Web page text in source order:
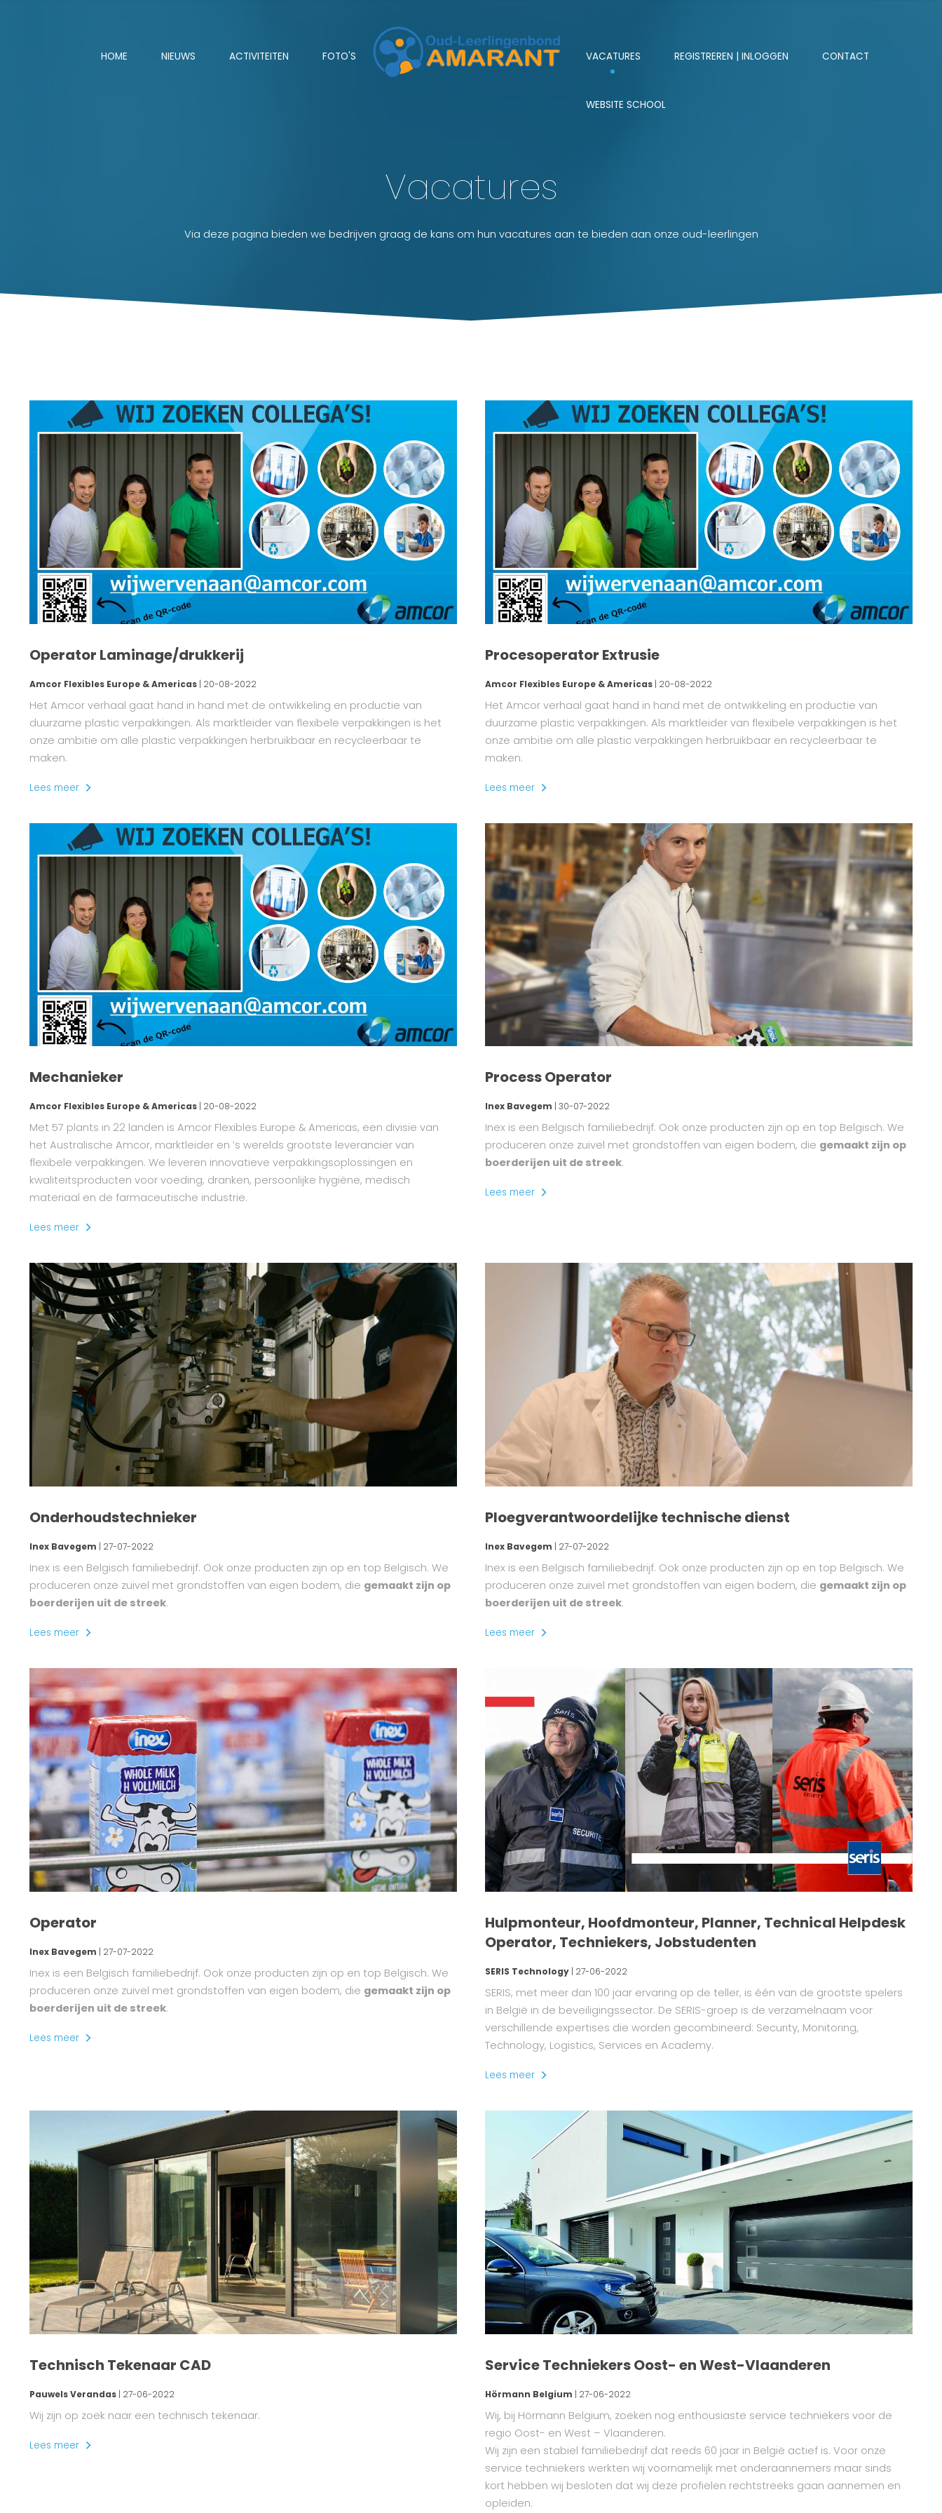
HOME NIEUWS ACTIVITEITEN FOTO'S VACATURES REGISTREREN | INLOGGEN CONTACT
WEBSITE SCHOOL
Vacatures
Via deze pagina bieden we bedrijven graag de kans om hun vacatures aan te bieden aan onze oud-leerlingen
Operator Laminage/drukkerij
Amcor Flexibles Europe & Americas | 20-08-2022
Het Amcor verhaal gaat hand in hand met de ontwikkeling en productie van
duurzame plastic verpakkingen. Als marktleider van flexibele verpakkingen is het
onze ambitie om alle plastic verpakkingen herbruikbaar en recycleerbaar te
maken.
Lees meer
Procesoperator Extrusie
Amcor Flexibles Europe & Americas | 20-08-2022
Het Amcor verhaal gaat hand in hand met de ontwikkeling en productie van
duurzame plastic verpakkingen. Als marktleider van flexibele verpakkingen is het
onze ambitie om alle plastic verpakkingen herbruikbaar en recycleerbaar te
maken.
Lees meer
Mechanieker
Amcor Flexibles Europe & Americas | 20-08-2022
Met 57 plants in 22 landen is Amcor Flexibles Europe & Americas, een divisie van
het Australische Amcor, marktleider en ’s werelds grootste leverancier van
flexibele verpakkingen. We leveren innovatieve verpakkingsoplossingen en
kwaliteitsproducten voor voeding, dranken, persoonlijke hygiëne, medisch
materiaal en de farmaceutische industrie.
Lees meer
Process Operator
Inex Bavegem | 30-07-2022
Inex is een Belgisch familiebedrijf. Ook onze producten zijn op en top Belgisch. We
produceren onze zuivel met grondstoffen van eigen bodem, die gemaakt zijn op
boerderijen uit de streek.
Lees meer
Onderhoudstechnieker
Inex Bavegem | 27-07-2022
Inex is een Belgisch familiebedrijf. Ook onze producten zijn op en top Belgisch. We
produceren onze zuivel met grondstoffen van eigen bodem, die gemaakt zijn op
boerderijen uit de streek.
Lees meer
Ploegverantwoordelijke technische dienst
Inex Bavegem | 27-07-2022
Inex is een Belgisch familiebedrijf. Ook onze producten zijn op en top Belgisch. We
produceren onze zuivel met grondstoffen van eigen bodem, die gemaakt zijn op
boerderijen uit de streek.
Lees meer
Operator
Inex Bavegem | 27-07-2022
Inex is een Belgisch familiebedrijf. Ook onze producten zijn op en top Belgisch. We
produceren onze zuivel met grondstoffen van eigen bodem, die gemaakt zijn op
boerderijen uit de streek.
Lees meer
Hulpmonteur, Hoofdmonteur, Planner, Technical Helpdesk
Operator, Techniekers, Jobstudenten
SERIS Technology | 27-06-2022
SERIS, met meer dan 100 jaar ervaring op de teller, is één van de grootste spelers
in België in de beveiligingssector. De SERIS-groep is de verzamelnaam voor
verschillende expertises die worden gecombineerd: Security, Monitoring,
Technology, Logistics, Services en Academy.
Lees meer
Technisch Tekenaar CAD
Pauwels Verandas | 27-06-2022
Wij zijn op zoek naar een technisch tekenaar.
Lees meer
Service Techniekers Oost- en West-Vlaanderen
Hörmann Belgium | 27-06-2022
Wij, bij Hörmann Belgium, zoeken nog enthousiaste service techniekers voor de
regio Oost- en West – Vlaanderen.
Wij zijn een stabiel familiebedrijf dat reeds 60 jaar in België actief is. Voor onze
service techniekers werkten wij voornamelijk met onderaannemers maar sinds
kort hebben wij besloten dat wij deze profielen rechtstreeks gaan aannemen en
opleiden.